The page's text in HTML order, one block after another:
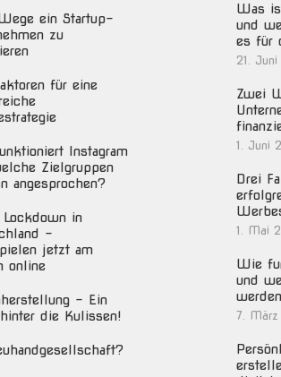
ein Startup-
zu
für eine
Instagram
Zielgruppen
angesprochen?
Lockdown in
–
jetzt am
online
– Ein
die Kulissen!
Was
und
es für
21.
Zwei
1. Juni
Drei
1. Mai
Wie
und
7. März